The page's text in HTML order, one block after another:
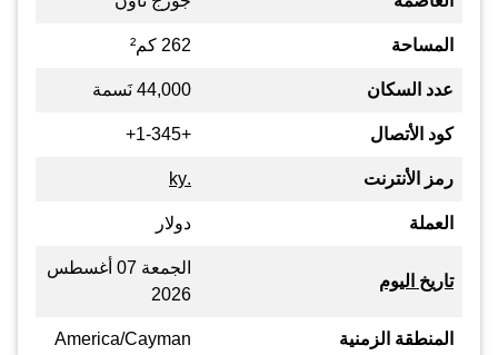
المساحة 262 كم²
عدد السكان 44,000 نَسمة
كود الأتصال +1-345+
رمز الأنترنت .ky
العملة دولار
تاريخ اليوم
الجمعة 07 أغسطس
2026
المنطقة الزمنية America/Cayman